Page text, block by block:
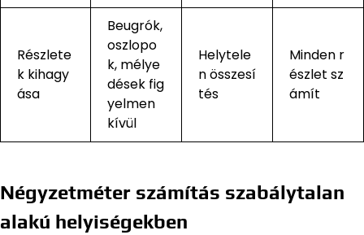
Részlete
k kihagy
ása
Beugrók,
oszlopo
k, mélye
dések fig
yelmen
kívül
Helytele
n összesí
tés
Minden r
észlet sz
ámít
Négyzetméter számítás szabálytalan
alakú helyiségekben